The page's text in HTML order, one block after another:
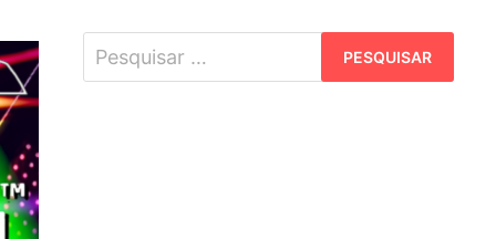
Pesquisar
por: